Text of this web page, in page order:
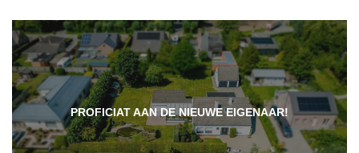
PROFICIAT AAN DE NIEUWE EIGENAAR!